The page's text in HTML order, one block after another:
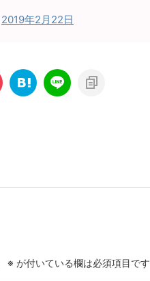
2019年2月22日
※ が付いている欄は必須項目です